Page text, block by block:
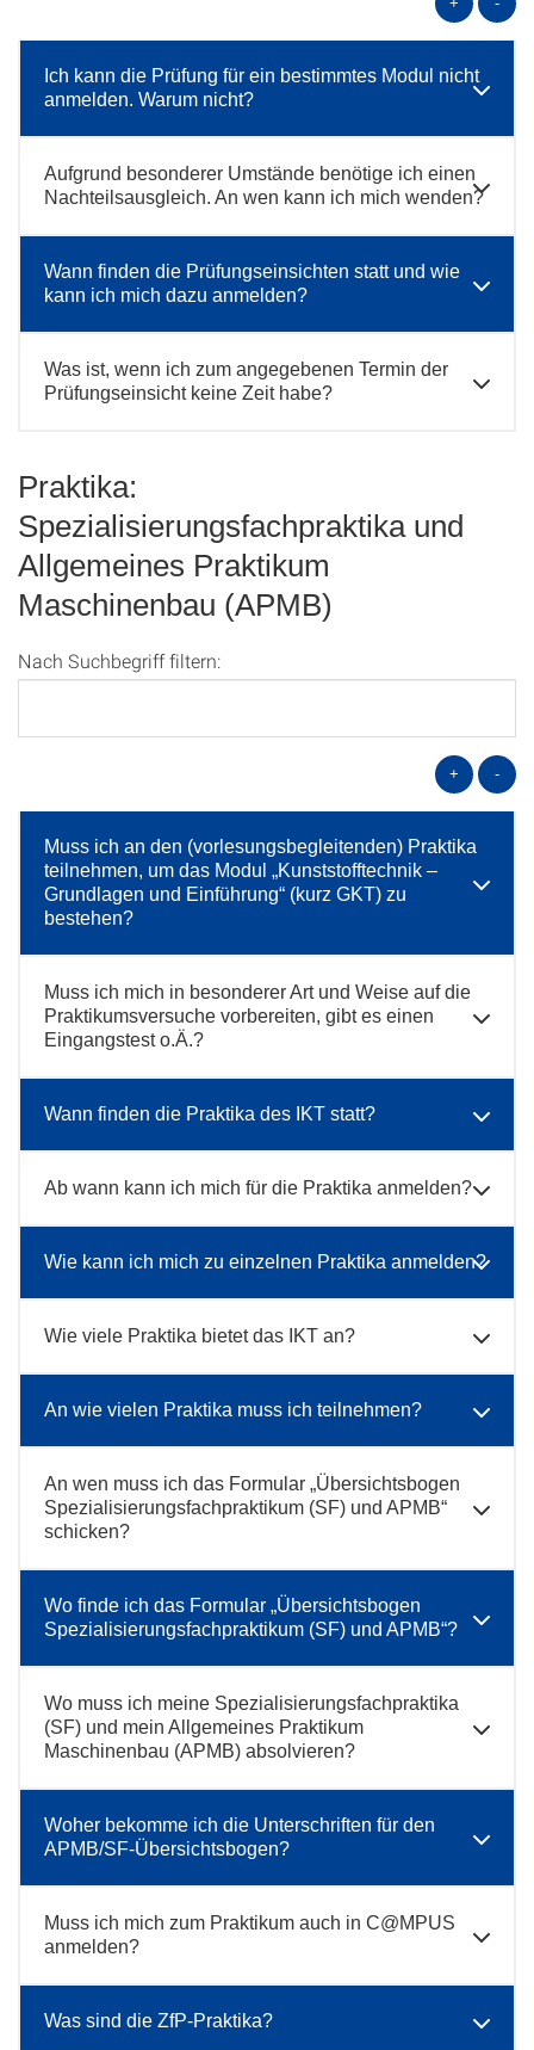
Ich kann die Prüfung für ein bestimmtes Modul nicht
anmelden. Warum nicht?
Aufgrund besonderer Umstände benötige ich einen
Nachteilsausgleich. An wen kann ich mich wenden?
Wann finden die Prüfungseinsichten statt und wie
kann ich mich dazu anmelden?
Was ist, wenn ich zum angegebenen Termin der
Prüfungseinsicht keine Zeit habe?
Praktika:
Spezialisierungsfachpraktika und
Allgemeines Praktikum
Maschinenbau (APMB)
Nach Suchbegriff filtern:
+ -
Muss ich an den (vorlesungsbegleitenden) Praktika
teilnehmen, um das Modul „Kunststofftechnik –
Grundlagen und Einführung“ (kurz GKT) zu
bestehen?
Muss ich mich in besonderer Art und Weise auf die
Praktikumsversuche vorbereiten, gibt es einen
Eingangstest o.Ä.?
Wann finden die Praktika des IKT statt?
Ab wann kann ich mich für die Praktika anmelden?
Wie kann ich mich zu einzelnen Praktika anmelden?
Wie viele Praktika bietet das IKT an?
An wie vielen Praktika muss ich teilnehmen?
An wen muss ich das Formular „Übersichtsbogen
Spezialisierungsfachpraktikum (SF) und APMB“
schicken?
Wo finde ich das Formular „Übersichtsbogen
Spezialisierungsfachpraktikum (SF) und APMB“?
Wo muss ich meine Spezialisierungsfachpraktika
(SF) und mein Allgemeines Praktikum
Maschinenbau (APMB) absolvieren?
Woher bekomme ich die Unterschriften für den
APMB/SF-Übersichtsbogen?
Muss ich mich zum Praktikum auch in C@MPUS
anmelden?
Was sind die ZfP-Praktika?